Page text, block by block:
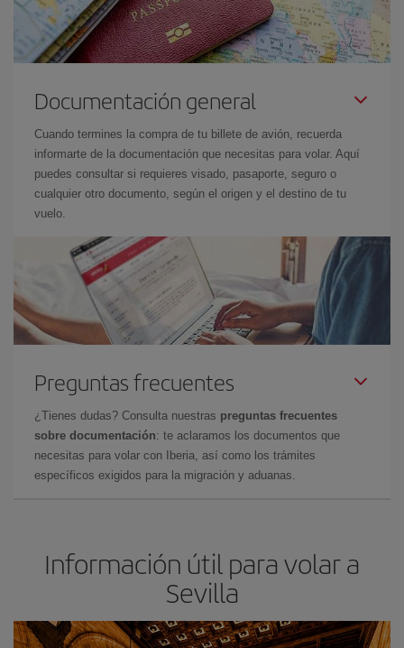
Documentación general
Cuando termines la compra de tu billete de avión, recuerda
informarte de la documentación que necesitas para volar. Aquí
puedes consultar si requieres visado, pasaporte, seguro o
cualquier otro documento, según el origen y el destino de tu
vuelo.
Preguntas frecuentes
¿Tienes dudas? Consulta nuestras preguntas frecuentes
sobre documentación: te aclaramos los documentos que
necesitas para volar con Iberia, así como los trámites
específicos exigidos para la migración y aduanas.
Información útil para volar a
Sevilla